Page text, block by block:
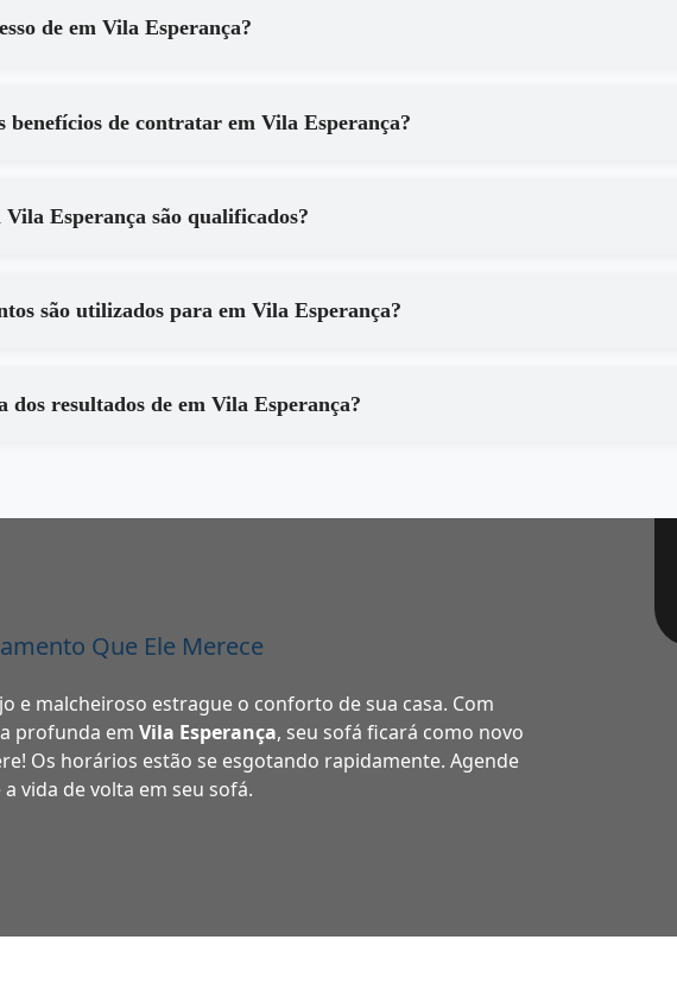
Como funciona o processo de em Vila Esperança?
Quais são os principais benefícios de contratar em Vila Esperança?
de em Vila Esperança são qualificados?
Que tipo de equipamentos são utilizados para em Vila Esperança?
Como posso ter certeza dos resultados de em Vila Esperança?
Que Ele Merece
e malcheiroso estrague o conforto de sua casa. Com
profunda em Vila Esperança, seu sofá ficará como novo
Os horários estão se esgotando rapidamente. Agende
vida de volta em seu sofá.